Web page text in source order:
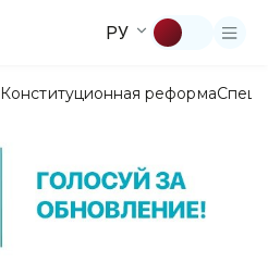
РУ
Конституционная реформа